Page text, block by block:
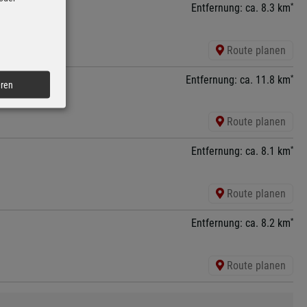
Entfernung: ca. 8.3 km*
Route planen
Entfernung: ca. 11.8 km*
Route planen
Entfernung: ca. 8.1 km*
Route planen
Entfernung: ca. 8.2 km*
Route planen